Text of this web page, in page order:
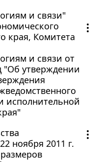
и связи"
края, Комитета
и связи от
"Об утверждении
исполнительной
ноября 2011 г.